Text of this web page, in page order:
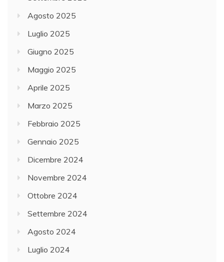
Agosto 2025
Luglio 2025
Giugno 2025
Maggio 2025
Aprile 2025
Marzo 2025
Febbraio 2025
Gennaio 2025
Dicembre 2024
Novembre 2024
Ottobre 2024
Settembre 2024
Agosto 2024
Luglio 2024